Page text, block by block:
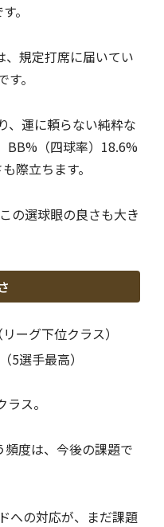
。
、規定打席に届いてい
。
、運に頼らない純粋な
BB%（四球率）18.6%
際立ちます。
の選球眼の良さも大き
（リーグ下位クラス）
（5選手最高）
ス。
頻度は、今後の課題で
への対応が、まだ課題